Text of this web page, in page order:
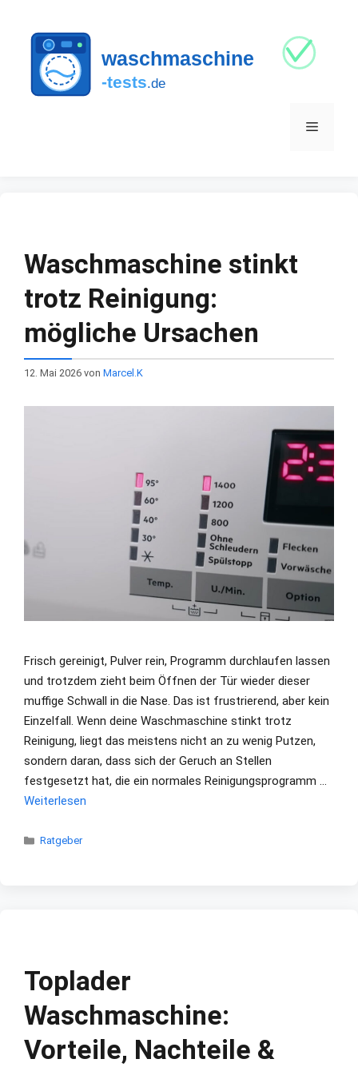
springen
Menü
Waschmaschine stinkt
trotz Reinigung:
mögliche Ursachen
12. Mai 2026 von Marcel.K
Frisch gereinigt, Pulver rein, Programm durchlaufen lassen
und trotzdem zieht beim Öffnen der Tür wieder dieser
muffige Schwall in die Nase. Das ist frustrierend, aber kein
Einzelfall. Wenn deine Waschmaschine stinkt trotz
Reinigung, liegt das meistens nicht an zu wenig Putzen,
sondern daran, dass sich der Geruch an Stellen
festgesetzt hat, die ein normales Reinigungsprogramm …
Weiterlesen
Kategorien
Ratgeber
Toplader
Waschmaschine:
Vorteile, Nachteile &